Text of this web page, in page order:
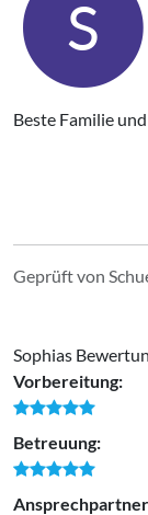
S
Beste Familie
Geprüft von
Sophias
Vorbereitung:
Betreuung: